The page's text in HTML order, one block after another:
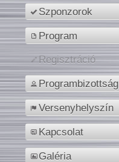
Szponzorok
Program
Regisztráció
Programbizottság
Versenyhelyszín
Kapcsolat
Galéria